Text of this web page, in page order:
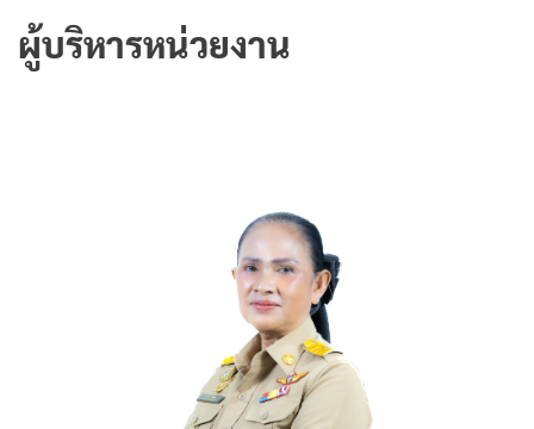
ผู้บริหารหน่วยงาน